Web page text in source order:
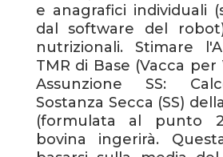
e anagrafici individuali
dal software del
nutrizionali. Stimare
TMR di Base (Vacca per
Assunzione SS:
Sostanza Secca (SS)
(formulata al punto
bovina ingerirà.